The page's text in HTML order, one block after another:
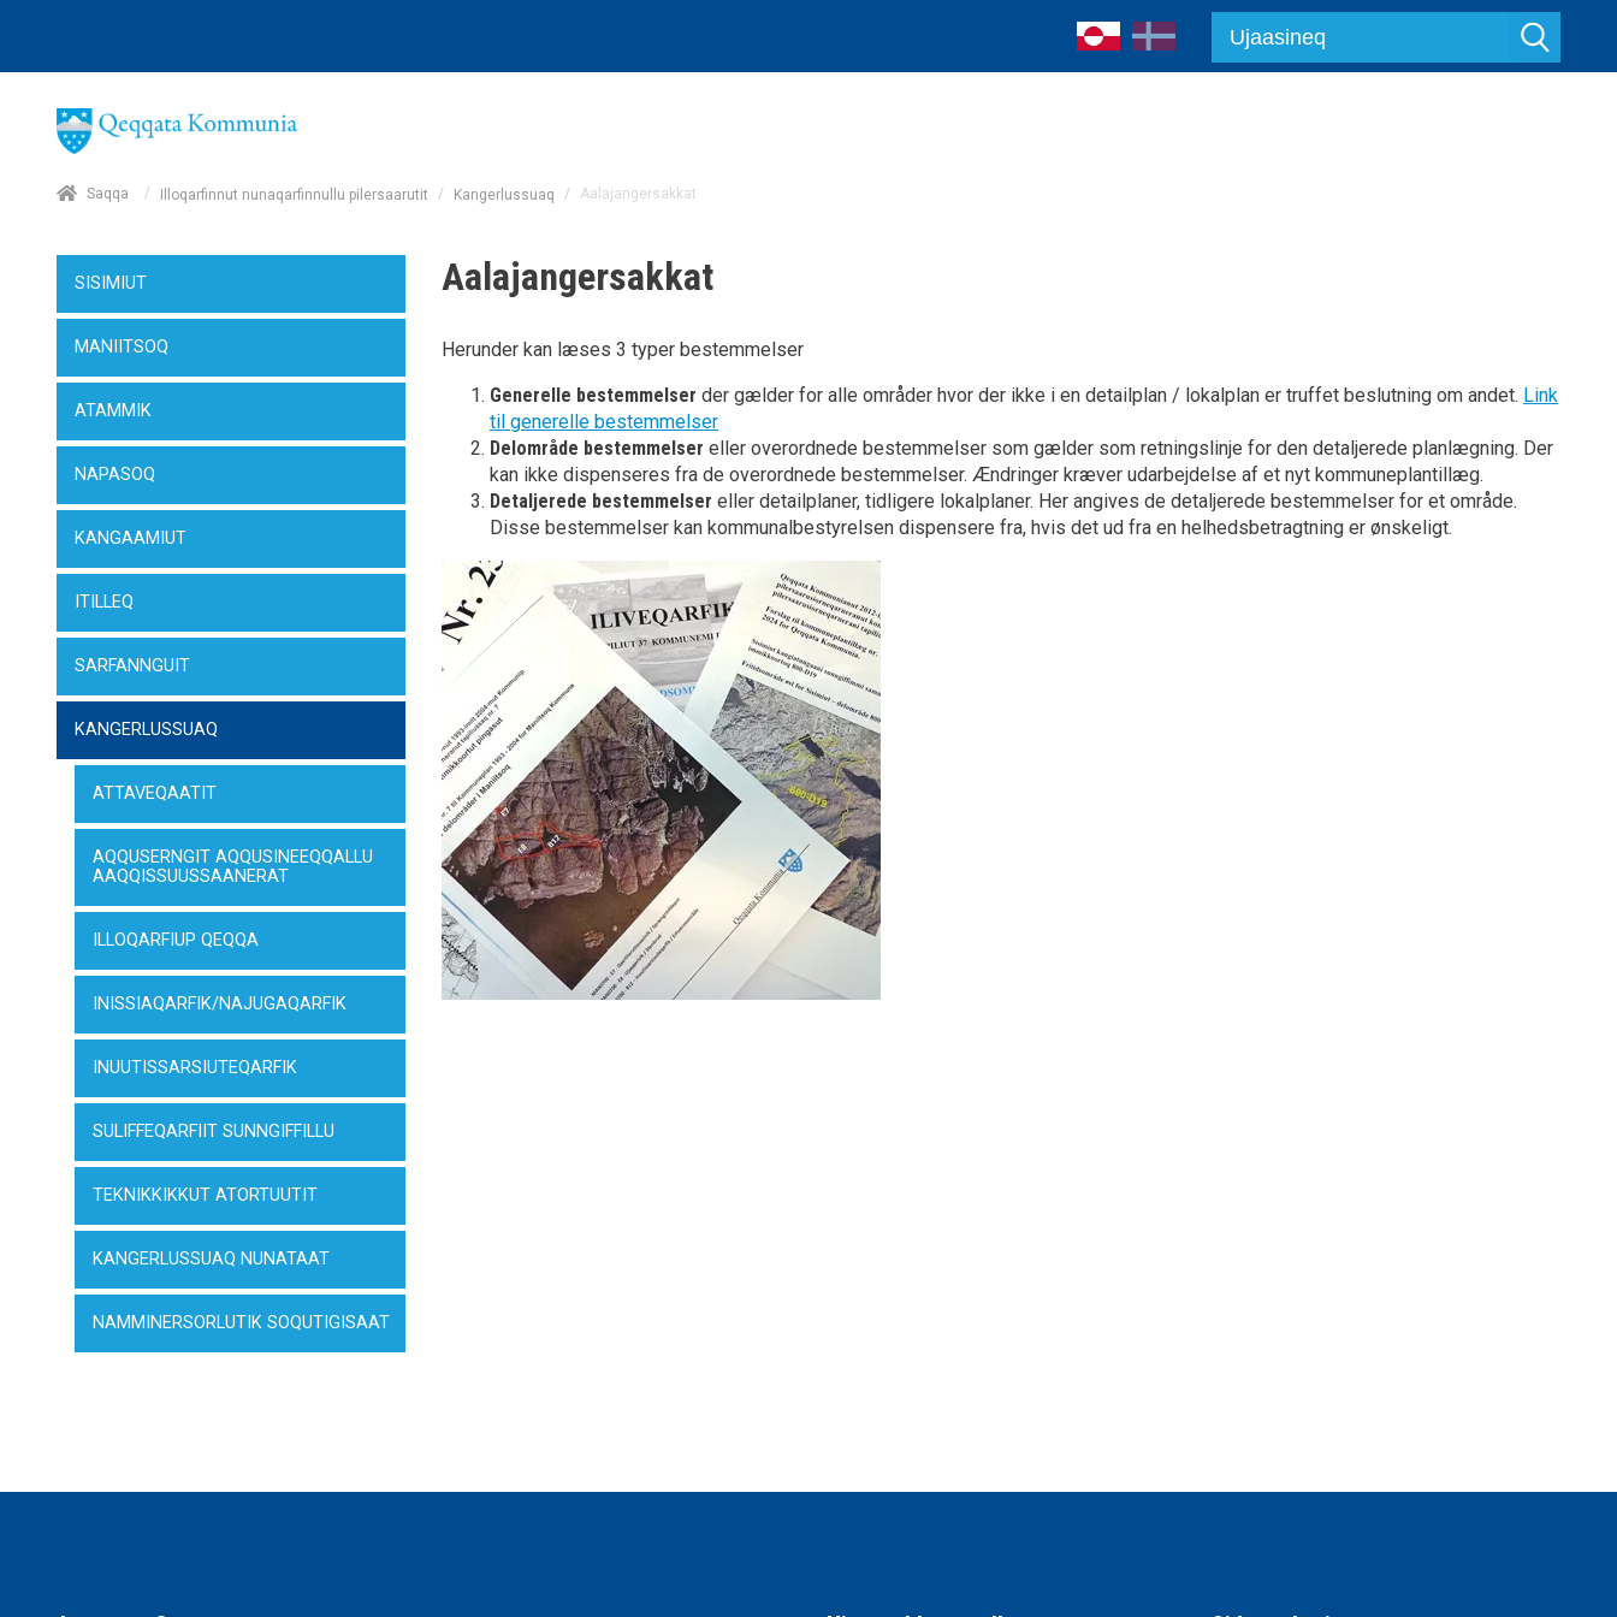
Saqqa / Illoqarfinnut nunaqarfinnullu pilersaarutit / Kangerlussuaq / Aalajangersakkat
SISIMIUT
MANIITSOQ
ATAMMIK
NAPASOQ
KANGAAMIUT
ITILLEQ
SARFANNGUIT
KANGERLUSSUAQ
ATTAVEQAATIT
AQQUSERNGIT AQQUSINEEQQALLU
AAQQISSUUSSAANERAT
ILLOQARFIUP QEQQA
INISSIAQARFIK/NAJUGAQARFIK
INUUTISSARSIUTEQARFIK
SULIFFEQARFIIT SUNNGIFFILLU
TEKNIKKIKKUT ATORTUUTIT
KANGERLUSSUAQ NUNATAAT
NAMMINERSORLUTIK SOQUTIGISAAT
Aalajangersakkat
Herunder kan læses 3 typer bestemmelser
Generelle bestemmelser der gælder for alle områder hvor der ikke i en detailplan / lokalplan er truffet beslutning om andet. Link
til generelle bestemmelser
Delområde bestemmelser eller overordnede bestemmelser som gælder som retningslinje for den detaljerede planlægning. Der
kan ikke dispenseres fra de overordnede bestemmelser. Ændringer kræver udarbejdelse af et nyt kommuneplantillæg.
Detaljerede bestemmelser eller detailplaner, tidligere lokalplaner. Her angives de detaljerede bestemmelser for et område.
Disse bestemmelser kan kommunalbestyrelsen dispensere fra, hvis det ud fra en helhedsbetragtning er ønskeligt.